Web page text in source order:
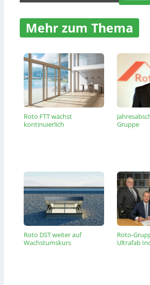
Mehr zum Thema
Roto FTT wächst
kontinuierlich
Gruppe
Roto DST weiter auf
Wachstumskurs
Roto-
Ultrafab